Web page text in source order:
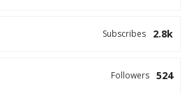
2.8k
Subscribes
524
Followers